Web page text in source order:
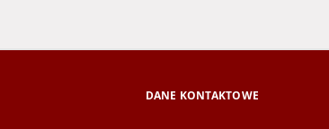
DANE KONTAKTOWE